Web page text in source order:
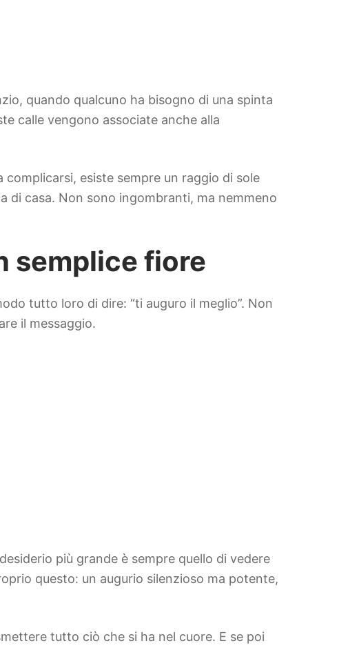
quando qualcuno ha bisogno di una spinta
calle vengono associate anche alla
esiste sempre un raggio di sole
di casa. Non sono ingombranti, ma nemmeno
semplice fiore
tutto loro di dire: “ti auguro il meglio”. Non
il messaggio.
più grande è sempre quello di vedere
questo: un augurio silenzioso ma potente,
tutto ciò che si ha nel cuore. E se poi